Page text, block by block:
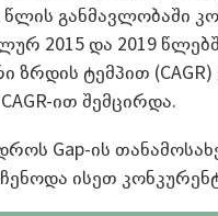
განმავლობაში
2015 და 2019
ზრდის ტემპით
ით შემცირდა.
Gap-ის
ისეთ